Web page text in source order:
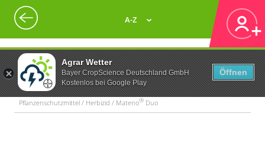
Agrar Wetter
Bayer CropScience Deutschland GmbH
Kostenlos bei Google Play
Öffnen
A-Z
Pflanzenschutzmittel / Herbizid / Mateno® Duo